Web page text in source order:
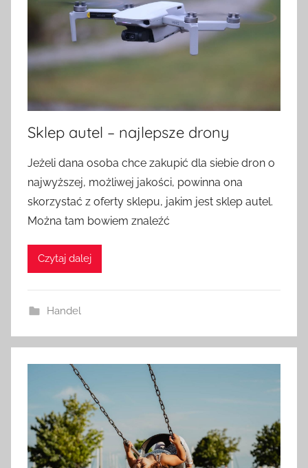
Sklep autel – najlepsze drony
Jeżeli dana osoba chce zakupić dla siebie dron o
najwyższej, możliwej jakości, powinna ona
skorzystać z oferty sklepu, jakim jest sklep autel.
Można tam bowiem znaleźć
Czytaj dalej
Handel